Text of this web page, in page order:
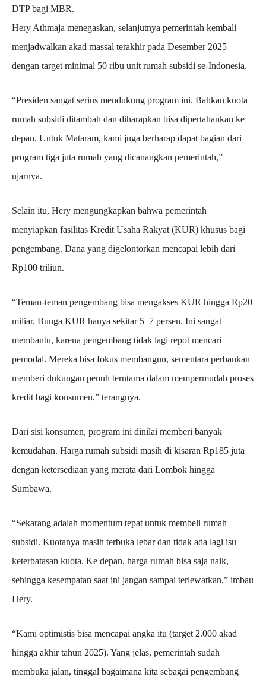
DTP bagi MBR.
Hery Athmaja menegaskan, selanjutnya pemerintah kembali
menjadwalkan akad massal terakhir pada Desember 2025
dengan target minimal 50 ribu unit rumah subsidi se-Indonesia.
“Presiden sangat serius mendukung program ini. Bahkan kuota
rumah subsidi ditambah dan diharapkan bisa dipertahankan ke
depan. Untuk Mataram, kami juga berharap dapat bagian dari
program tiga juta rumah yang dicanangkan pemerintah,”
ujarnya.
Selain itu, Hery mengungkapkan bahwa pemerintah
menyiapkan fasilitas Kredit Usaha Rakyat (KUR) khusus bagi
pengembang. Dana yang digelontorkan mencapai lebih dari
Rp100 triliun.
“Teman-teman pengembang bisa mengakses KUR hingga Rp20
miliar. Bunga KUR hanya sekitar 5–7 persen. Ini sangat
membantu, karena pengembang tidak lagi repot mencari
pemodal. Mereka bisa fokus membangun, sementara perbankan
memberi dukungan penuh terutama dalam mempermudah proses
kredit bagi konsumen,” terangnya.
Dari sisi konsumen, program ini dinilai memberi banyak
kemudahan. Harga rumah subsidi masih di kisaran Rp185 juta
dengan ketersediaan yang merata dari Lombok hingga
Sumbawa.
“Sekarang adalah momentum tepat untuk membeli rumah
subsidi. Kuotanya masih terbuka lebar dan tidak ada lagi isu
keterbatasan kuota. Ke depan, harga rumah bisa saja naik,
sehingga kesempatan saat ini jangan sampai terlewatkan,” imbau
Hery.
“Kami optimistis bisa mencapai angka itu (target 2.000 akad
hingga akhir tahun 2025). Yang jelas, pemerintah sudah
membuka jalan, tinggal bagaimana kita sebagai pengembang